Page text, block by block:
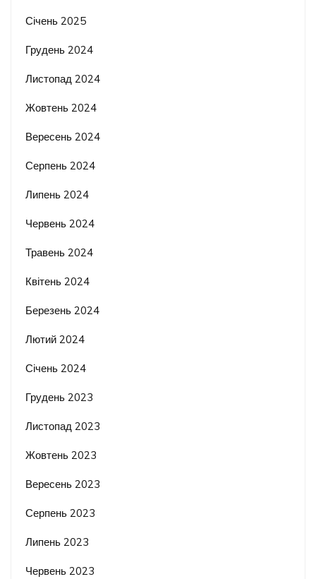
Січень 2025
Грудень 2024
Листопад 2024
Жовтень 2024
Вересень 2024
Серпень 2024
Липень 2024
Червень 2024
Травень 2024
Квітень 2024
Березень 2024
Лютий 2024
Січень 2024
Грудень 2023
Листопад 2023
Жовтень 2023
Вересень 2023
Серпень 2023
Липень 2023
Червень 2023